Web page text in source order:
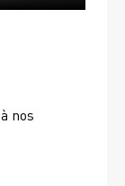
nos